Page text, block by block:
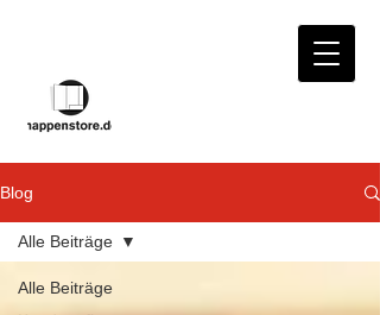
Blog
Alle Beiträge
Alle Beiträge